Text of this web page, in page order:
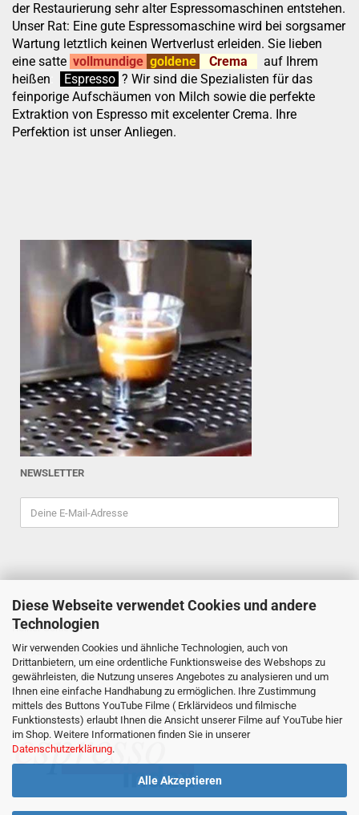
Diese Webseite verwendet Cookies und andere
Technologien
Wir verwenden Cookies und ähnliche Technologien, auch von
Drittanbietern, um eine ordentliche Funktionsweise des Webshops zu
gewährleisten, die Nutzung unseres Angebotes zu analysieren und um
Ihnen eine einfache Handhabung zu ermöglichen. Ihre Zustimmung
mittels des Buttons YouTube Filme ( Erklärvideos und filmische
Funktionstests) erlaubt Ihnen die Ansicht unserer Filme auf YouTube hier
im Shop. Weitere Informationen finden Sie in unserer
Datenschutzerklärung.
Alle Akzeptieren
der Restaurierung sehr alter Espressomaschinen entstehen.
Unser Rat: Eine gute Espressomaschine wird bei sorgsamer
Wartung letztlich keinen Wertverlust erleiden. Sie lieben
eine satte vollmundige goldene Crema
auf Ihrem
heißen
Espresso ? Wir sind die Spezialisten für das
feinporige Aufschäumen von Milch sowie die perfekte
Extraktion von Espresso mit excelenter Crema. Ihre
Perfektion ist unser Anliegen.
NEWSLETTER
ESPRESSOINDEX
Reiner Schiefler
Tel. 0201/87898333
espressoindex @gmx.de
Mathildenstr. 29
45130 Essen